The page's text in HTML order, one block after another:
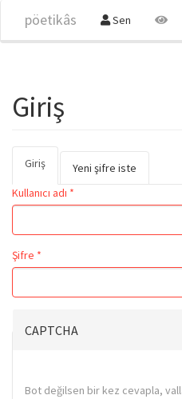
pöetikâs Sen
Giriş
Birincil sekmeler
Giriş
Yeni şifre iste
Kullanıcı adı *
Şifre *
CAPTCHA
Bot değilsen bir kez cevapla,